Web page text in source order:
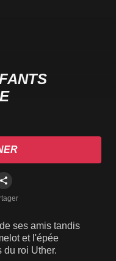
ses amis tandis
et l'épée
du roi Uther.